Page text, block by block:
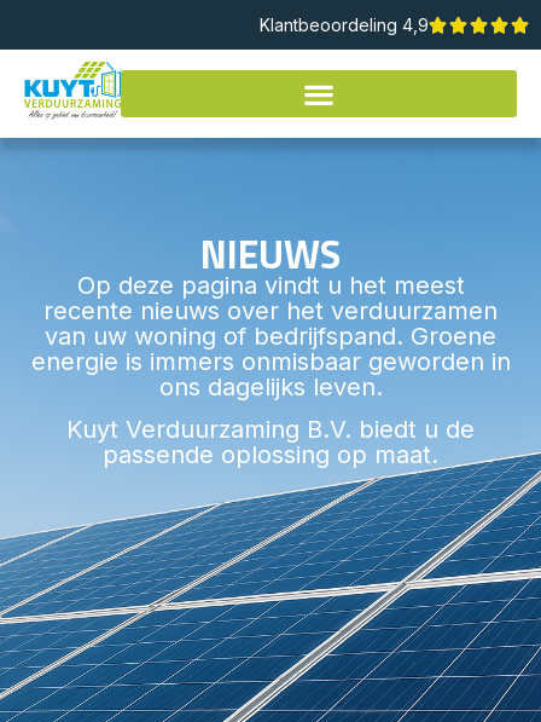
Klantbeoordeling 4,9
NIEUWS
Op deze pagina vindt u het meest
recente nieuws over het verduurzamen
van uw woning of bedrijfspand. Groene
energie is immers onmisbaar geworden in
ons dagelijks leven.
Kuyt Verduurzaming B.V. biedt u de
passende oplossing op maat.